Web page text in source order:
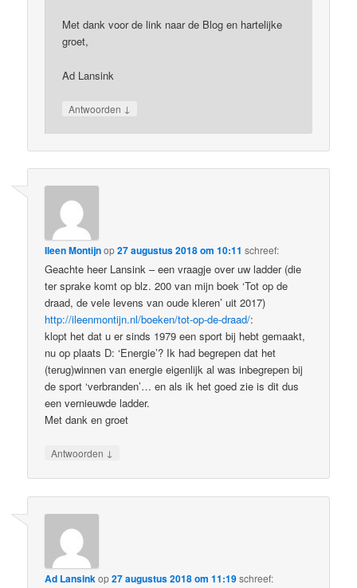
Met dank voor de link naar de Blog en hartelijke
groet,
Ad Lansink
Antwoorden ↓
Ileen Montijnop27 augustus 2018 om 10:11 schreef:
Geachte heer Lansink – een vraagje over uw ladder (die
ter sprake komt op blz. 200 van mijn boek ‘Tot op de
draad, de vele levens van oude kleren’ uit 2017)
http://ileenmontijn.nl/boeken/tot-op-de-draad/:
klopt het dat u er sinds 1979 een sport bij hebt gemaakt,
nu op plaats D: ‘Energie’? Ik had begrepen dat het
(terug)winnen van energie eigenlijk al was inbegrepen bij
de sport ‘verbranden’… en als ik het goed zie is dit dus
een vernieuwde ladder.
Met dank en groet
Antwoorden ↓
Ad Lansinkop27 augustus 2018 om 11:19schreef: